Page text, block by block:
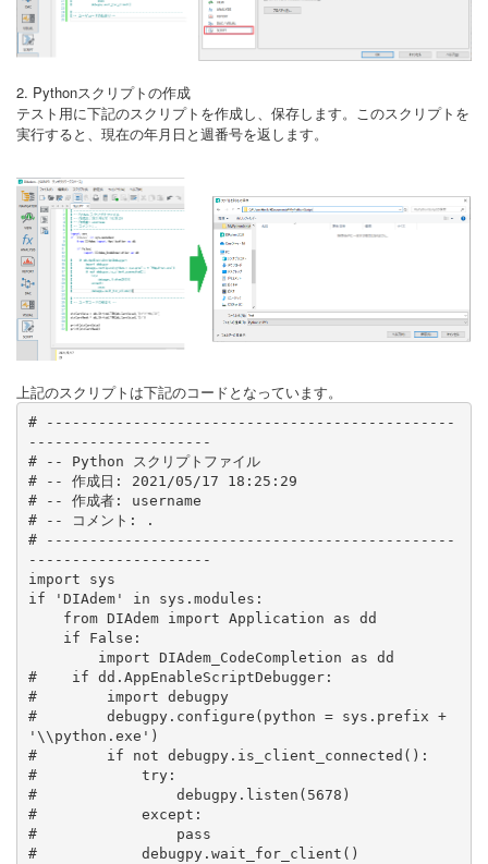
2. Pythonスクリプトの作成
テスト用に下記のスクリプトを作成し、保存します。このスクリプトを
実行すると、現在の年月日と週番号を返します。
上記のスクリプトは下記のコードとなっています。
# -----------------------------------------------
---------------------
# -- Python スクリプトファイル
# -- 作成日: 2021/05/17 18:25:29
# -- 作成者: username
# -- コメント: .
# -----------------------------------------------
---------------------
import sys
if 'DIAdem' in sys.modules:
#    if dd.AppEnableScriptDebugger:
#        import debugpy
#        debugpy.configure(python = sys.prefix +
'\\python.exe')
#        if not debugpy.is_client_connected():
#            try:
#                debugpy.listen(5678)
#            except:
#                pass
#            debugpy.wait_for_client()